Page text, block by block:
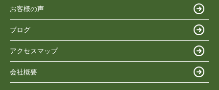
お客様の声
ブログ
アクセスマップ
会社概要